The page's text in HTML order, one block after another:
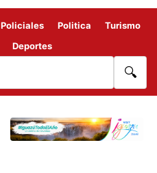
Policiales Politica
Turismo
Deportes
🔍